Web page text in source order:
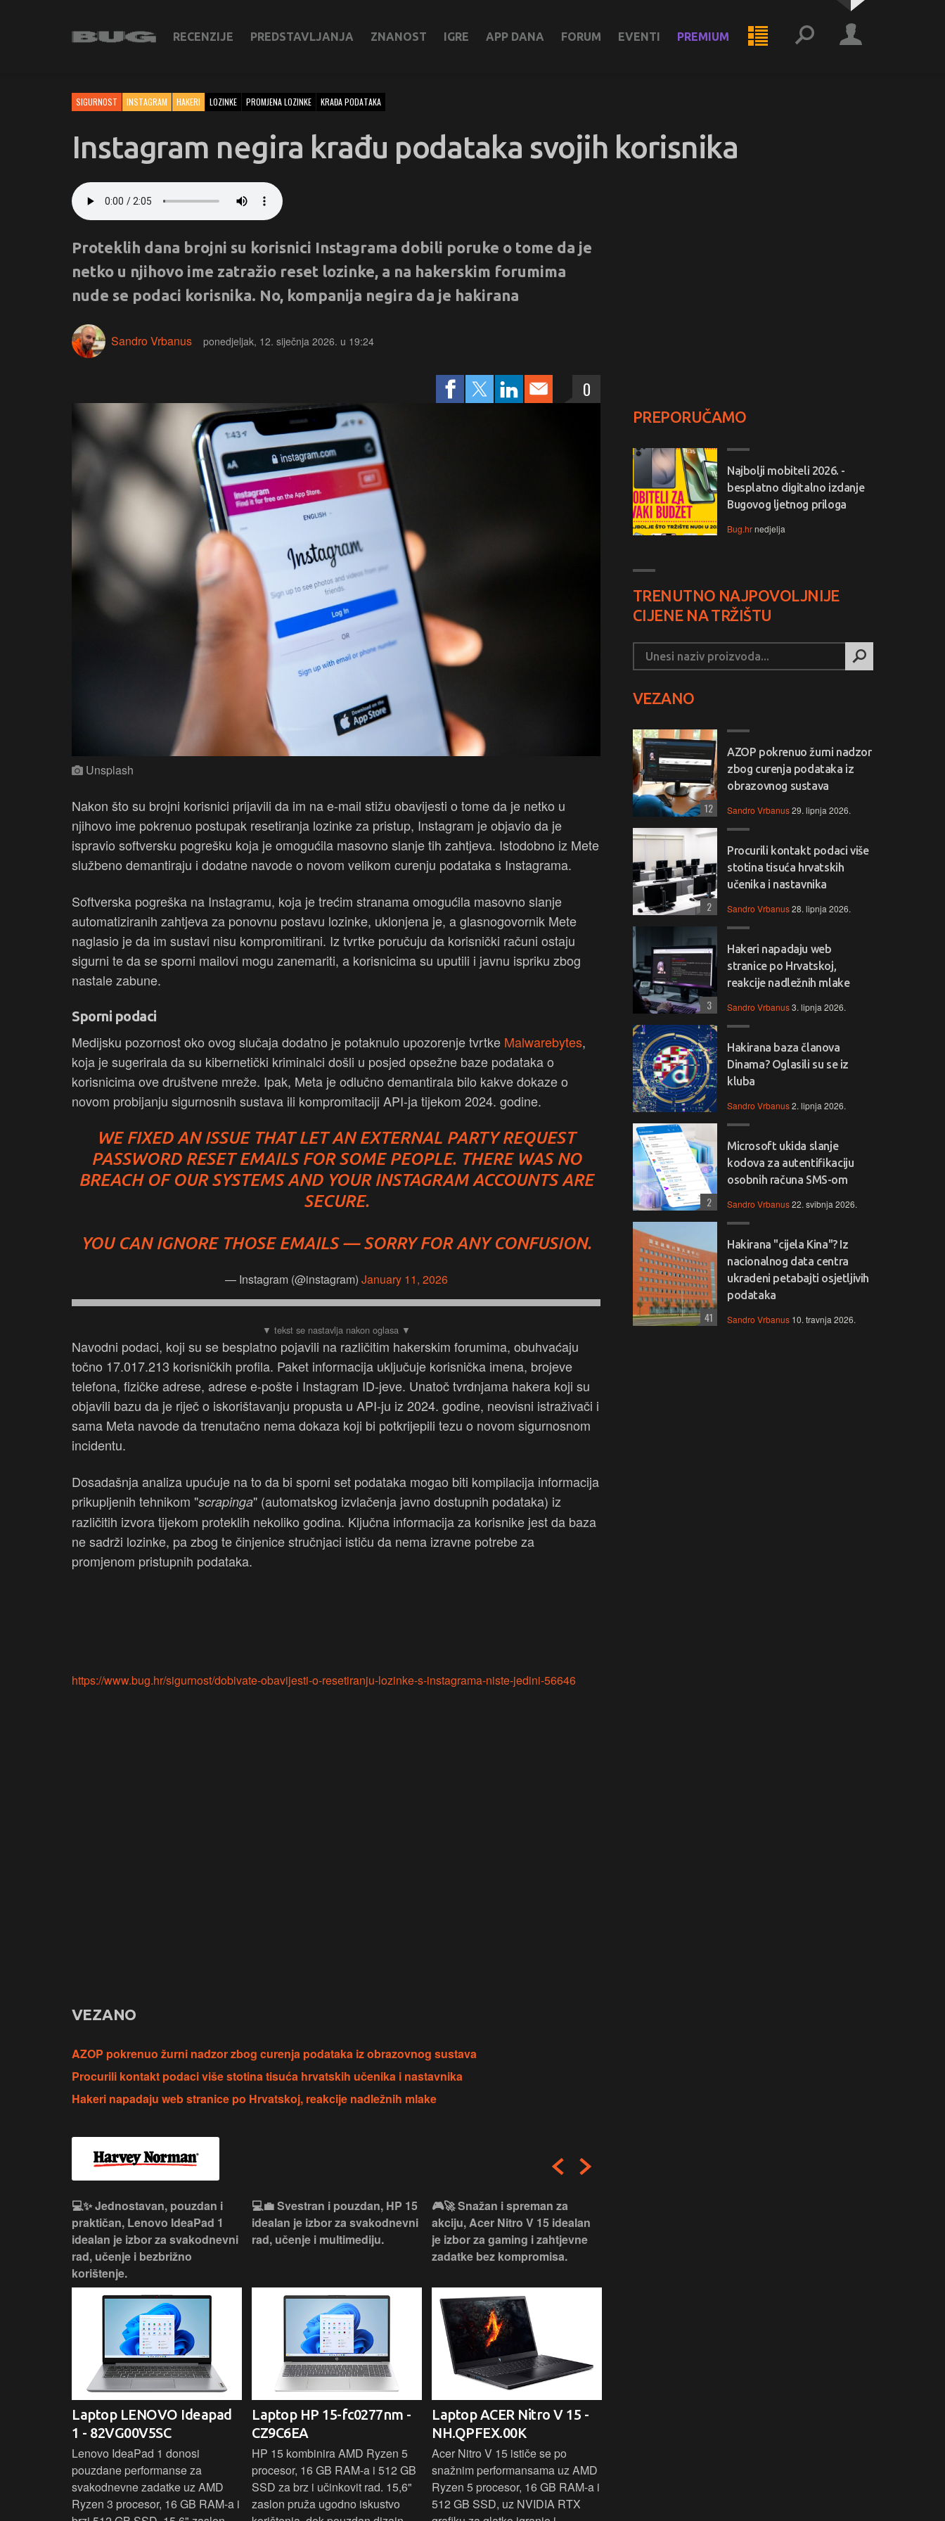
RECENZIJE PREDSTAVLJANJA ZNANOST IGRE APP DANA FORUM EVENTI PREMIUM
SIGURNOST INSTAGRAM HAKERI LOZINKE PROMJENA LOZINKE KRAĐA PODATAKA
Instagram negira krađu podataka svojih korisnika
Proteklih dana brojni su korisnici Instagrama dobili poruke o tome da je
netko u njihovo ime zatražio reset lozinke, a na hakerskim forumima
nude se podaci korisnika. No, kompanija negira da je hakirana
Sandro Vrbanus ponedjeljak, 12. siječnja 2026. u 19:24
0
Unsplash
Nakon što su brojni korisnici prijavili da im na e-mail stižu obavijesti o tome da je netko u
njihovo ime pokrenuo postupak resetiranja lozinke za pristup, Instagram je objavio da je
ispravio softversku pogrešku koja je omogućila masovno slanje tih zahtjeva. Istodobno iz Mete
službeno demantiraju i dodatne navode o novom velikom curenju podataka s Instagrama.
Softverska pogreška na Instagramu, koja je trećim stranama omogućila masovno slanje
automatiziranih zahtjeva za ponovnu postavu lozinke, uklonjena je, a glasnogovornik Mete
naglasio je da im sustavi nisu kompromitirani. Iz tvrtke poručuju da korisnički računi ostaju
sigurni te da se sporni mailovi mogu zanemariti, a korisnicima su uputili i javnu ispriku zbog
nastale zabune.
Sporni podaci
Medijsku pozornost oko ovog slučaja dodatno je potaknulo upozorenje tvrtke Malwarebytes,
koja je sugerirala da su kibernetički kriminalci došli u posjed opsežne baze podataka o
korisnicima ove društvene mreže. Ipak, Meta je odlučno demantirala bilo kakve dokaze o
novom probijanju sigurnosnih sustava ili kompromitaciji API-ja tijekom 2024. godine.
WE FIXED AN ISSUE THAT LET AN EXTERNAL PARTY REQUEST
PASSWORD RESET EMAILS FOR SOME PEOPLE. THERE WAS NO
BREACH OF OUR SYSTEMS AND YOUR INSTAGRAM ACCOUNTS ARE
SECURE.
YOU CAN IGNORE THOSE EMAILS — SORRY FOR ANY CONFUSION.
— Instagram (@instagram) January 11, 2026
Navodni podaci, koji su se besplatno pojavili na različitim hakerskim forumima, obuhvaćaju
točno 17.017.213 korisničkih profila. Paket informacija uključuje korisnička imena, brojeve
telefona, fizičke adrese, adrese e-pošte i Instagram ID-jeve. Unatoč tvrdnjama hakera koji su
objavili bazu da je riječ o iskorištavanju propusta u API-ju iz 2024. godine, neovisni istraživači i
sama Meta navode da trenutačno nema dokaza koji bi potkrijepili tezu o novom sigurnosnom
incidentu.
Dosadašnja analiza upućuje na to da bi sporni set podataka mogao biti kompilacija informacija
prikupljenih tehnikom "scrapinga" (automatskog izvlačenja javno dostupnih podataka) iz
različitih izvora tijekom proteklih nekoliko godina. Ključna informacija za korisnike jest da baza
ne sadrži lozinke, pa zbog te činjenice stručnjaci ističu da nema izravne potrebe za
promjenom pristupnih podataka.
https://www.bug.hr/sigurnost/dobivate-obavijesti-o-resetiranju-lozinke-s-instagrama-niste-jedini-56646
VEZANO
AZOP pokrenuo žurni nadzor zbog curenja podataka iz obrazovnog sustava
Procurili kontakt podaci više stotina tisuća hrvatskih učenika i nastavnika
Hakeri napadaju web stranice po Hrvatskoj, reakcije nadležnih mlake
💻✨ Jednostavan, pouzdan i
praktičan, Lenovo IdeaPad 1
idealan je izbor za svakodnevni
rad, učenje i bezbrižno
korištenje.
Laptop LENOVO Ideapad
1 - 82VG00V5SC
Lenovo IdeaPad 1 donosi
pouzdane performanse za
svakodnevne zadatke uz AMD
Ryzen 3 procesor, 16 GB RAM-a i
💻💼 Svestran i pouzdan, HP 15
idealan je izbor za svakodnevni
rad, učenje i multimediju.
Laptop HP 15-fc0277nm -
CZ9C6EA
HP 15 kombinira AMD Ryzen 5
procesor, 16 GB RAM-a i 512 GB
SSD za brz i učinkovit rad. 15,6"
zaslon pruža ugodno iskustvo
🎮🚀 Snažan i spreman za
akciju, Acer Nitro V 15 idealan
je izbor za gaming i zahtjevne
zadatke bez kompromisa.
Laptop ACER Nitro V 15 -
NH.QPFEX.00K
Acer Nitro V 15 ističe se po
snažnim performansama uz AMD
Ryzen 5 procesor, 16 GB RAM-a i
512 GB SSD, uz NVIDIA RTX
PREPORUČAMO
Najbolji mobiteli 2026. -
besplatno digitalno izdanje
Bugovog ljetnog priloga
Bug.hrnedjelja
TRENUTNO NAJPOVOLJNIJE
CIJENE NA TRŽIŠTU
VEZANO
AZOP pokrenuo žurni nadzor
zbog curenja podataka iz
obrazovnog sustava
Sandro Vrbanus29. lipnja 2026.
12
Procurili kontakt podaci više
stotina tisuća hrvatskih
učenika i nastavnika
Sandro Vrbanus28. lipnja 2026.
2
Hakeri napadaju web
stranice po Hrvatskoj,
reakcije nadležnih mlake
Sandro Vrbanus3. lipnja 2026.
3
Hakirana baza članova
Dinama? Oglasili su se iz
kluba
Sandro Vrbanus2. lipnja 2026.
Microsoft ukida slanje
kodova za autentifikaciju
osobnih računa SMS-om
Sandro Vrbanus22. svibnja 2026.
2
Hakirana "cijela Kina"? Iz
nacionalnog data centra
ukradeni petabajti osjetljivih
podataka
Sandro Vrbanus 10. travnja 2026.
41